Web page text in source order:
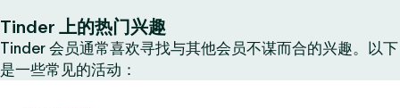
Tinder 上的热门兴趣
Tinder 会员通常喜欢寻找与其他会员不谋而合的兴趣。以下
是一些常见的活动：